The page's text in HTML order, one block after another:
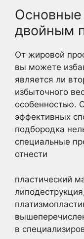
двойным
От жировой
вы можете
является ли
избыточного
особенностью.
эффективных
подбородка
специальные
отнести
пластический
в